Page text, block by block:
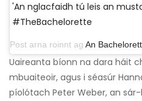
'An nglacfaidh tú leis an
#TheBachelorette
Post arna roinnt ag An
Uaireanta bíonn na dara háit
mbuaiteoir, agus i séasúr
píolótach Peter Weber, an